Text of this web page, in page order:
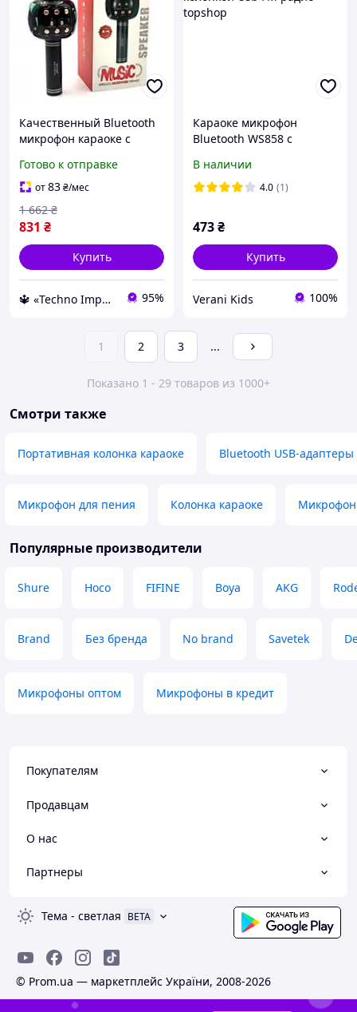
Качественный Bluetooth
микрофон караоке с
микрофоны для караоке
Микрофон детский
Готово к отправке
от83₴/мес
831 ₴
1 662 ₴
Купить
🔱 «Techno Imperia» Компетентность! Качество товара! Быстрая отправка! ✅ 95%
Караоке микрофон
Bluetooth WS858 с
колонкой Usb FM радио
topshop
В наличии
4.0 (1)
473₴
Купить
Verani Kids 100%
1 2 3 ...
Показано 1 - 29 товаров из 1000+
Смотри также
Портативная колонка караоке Bluetooth USB-адаптеры
Микрофон для пения Колонка караоке Микрофон
Популярные производители
Shure Hoco FIFINE Boya AKG
Brand Без бренда No brand Savetek
Микрофоны оптом Микрофоны в кредит
Покупателям
Продавцам
О нас
Партнеры
Тема - светлая BETA
© Prom.ua — маркетплейс України, 2008-2026